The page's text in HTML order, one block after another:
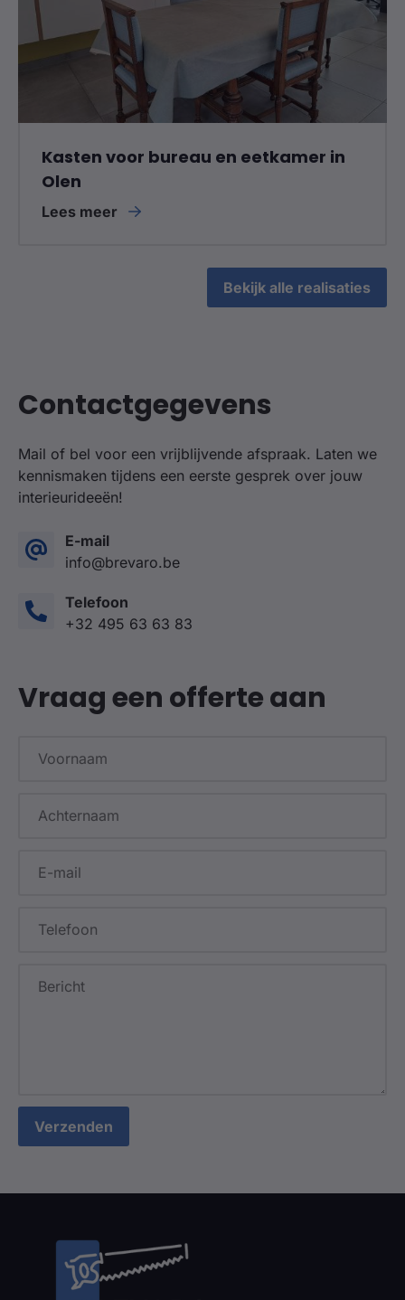
Kasten voor bureau en eetkamer in
Olen
Lees meer
Bekijk alle realisaties
Contactgegevens
Mail of bel voor een vrijblijvende afspraak. Laten we
kennismaken tijdens een eerste gesprek over jouw
interieurideeën!
E-mail
info@brevaro.be
Telefoon
+32 495 63 63 83
Vraag een offerte aan
Verzenden